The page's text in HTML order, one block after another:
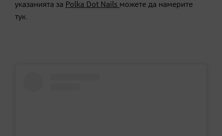
указанията за Polka Dot Nails можете да намерите
тук.